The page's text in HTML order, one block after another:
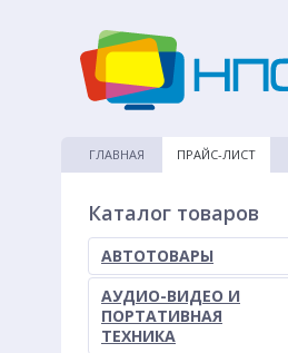
ГЛАВНАЯ ПРАЙС-ЛИСТ
Каталог товаров
АВТОТОВАРЫ
АУДИО-ВИДЕО И
ПОРТАТИВНАЯ
ТЕХНИКА